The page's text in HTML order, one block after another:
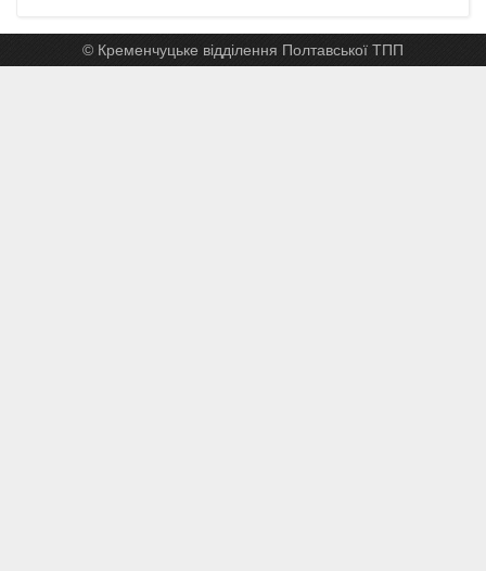
© Кременчуцьке відділення Полтавської ТПП